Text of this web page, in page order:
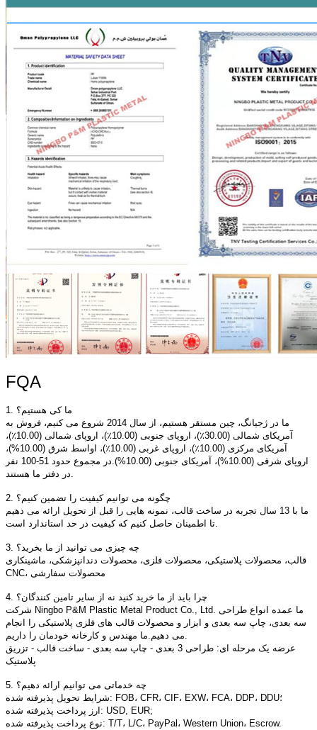
FQA
1. ما کی هستیم؟
ما در ژجیانگ، چین مستقر هستیم، از سال 2014 شروع می کنیم، فروش به
آمریکای شمالی (30.00٪)، اروپای جنوبی (10.00٪)، اروپای شمالی (10.00٪)،
آمریکای مرکزی (10.00٪)، اروپای غربی (10.00٪)، اواسط شرق (10.00%)،
اروپای شرقی (10.00%)، آمریکای جنوبی (10.00%).در مجموع حدود 51-100 نفر
در دفتر ما هستند.
2. چگونه می توانیم کیفیت را تضمین کنیم؟
ما با 13 سال تجربه در ساخت قالب، نمونه هایی را قبل از تحویل ارائه می دهیم
تا اطمینان حاصل کنیم که کیفیت در حد استاندارد است.
3. چه چیزی می توانید از ما بخرید؟
قالب، محصولات پلاستیکی، محصولات فلزی، محصولات دندانپزشکی، ماشینکاری
CNC، محصولات سفارشی
4. چرا باید از ما خرید کنید نه از سایر تامین کنندگان؟
شرکت Ningbo P&M Plastic Metal Product Co., Ltd. ما عمده انواع طراحی
سه بعدی، چاپ سه بعدی و ابزار و محصولات قالب های فلزی پلاستیکی را انجام
می دهیم.ما مهندس و کارخانه خودمان را داریم.
عرضه یک مرحله ای: طراحی 3 بعدی - چاپ سه بعدی - ساخت قالب - تزریق
پلاستیک
5. چه خدماتی می توانیم ارائه دهیم؟
شرایط تحویل پذیرفته شده: FOB، CFR، CIF، EXW، FCA، DDP، DDU؛
ارز پرداخت پذیرفته شده: USD, EUR;
نوع پرداخت پذیرفته شده: T/T، L/C، PayPal، Western Union، Escrow.